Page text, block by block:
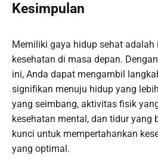
Kesimpulan
Memiliki gaya hidup sehat
kesehatan di masa depan.
ini, Anda dapat mengambil
signifikan menuju hidup yang
yang seimbang, aktivitas fisik
kesehatan mental, dan tidur yang
kunci untuk mempertahankan
yang optimal.